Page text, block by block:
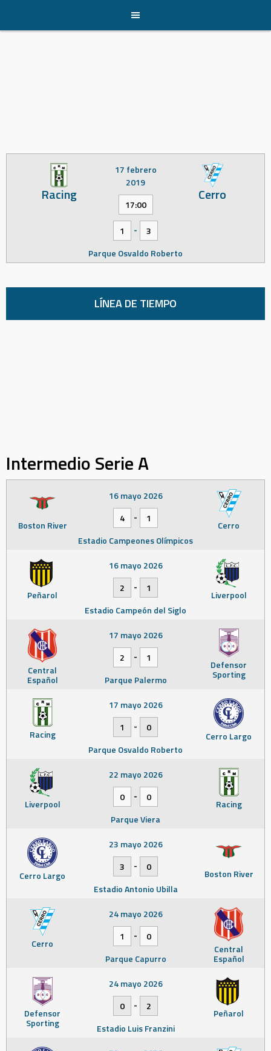
content
Racing Cerro
17 febrero
2019
17:00
1 -
3
Parque Osvaldo Roberto
LÍNEA DE TIEMPO
Intermedio Serie A
Boston River Cerro
16 mayo 2026
4
-
1
Estadio Campeones Olímpicos
Peñarol Liverpool
16 mayo 2026
2
-
1
Estadio Campeón del Siglo
Central
Español
Defensor
Sporting
17 mayo 2026
2
-
1
Parque Palermo
Racing Cerro Largo
17 mayo 2026
1
-
0
Parque Osvaldo Roberto
Liverpool Racing
22 mayo 2026
0
-
0
Parque Viera
Cerro Largo Boston River
23 mayo 2026
3
-
0
Estadio Antonio Ubilla
Cerro Central
Español
24 mayo 2026
1
-
0
Parque Capurro
Defensor
Sporting
Peñarol
24 mayo 2026
0
-
2
Estadio Luis Franzini